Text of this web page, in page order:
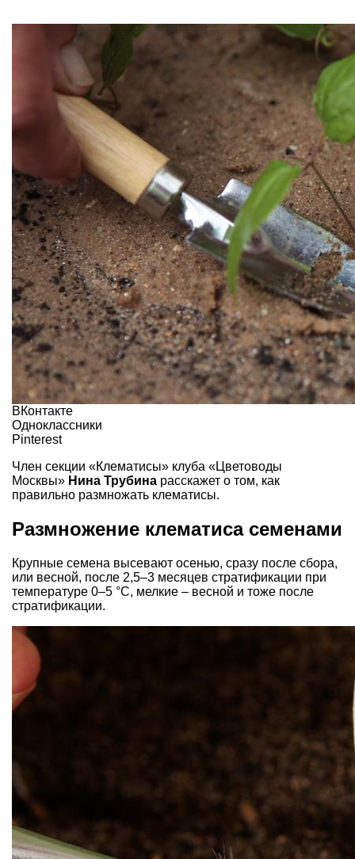
ВКонтакте
Одноклассники
Pinterest
Член секции «Клематисы» клуба «Цветоводы
Москвы» Нина Трубина расскажет о том, как
правильно размножать клематисы.
Размножение клематиса семенами
Крупные семена высевают осенью, сразу после сбора,
или весной, после 2,5–3 месяцев стратификации при
температуре 0–5 °С, мелкие – весной и тоже после
стратификации.